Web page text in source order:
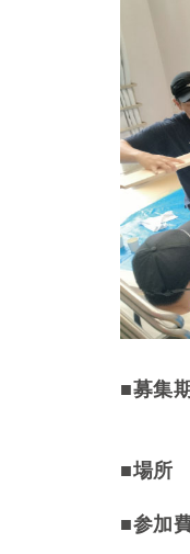
■募集
■場所
■参加